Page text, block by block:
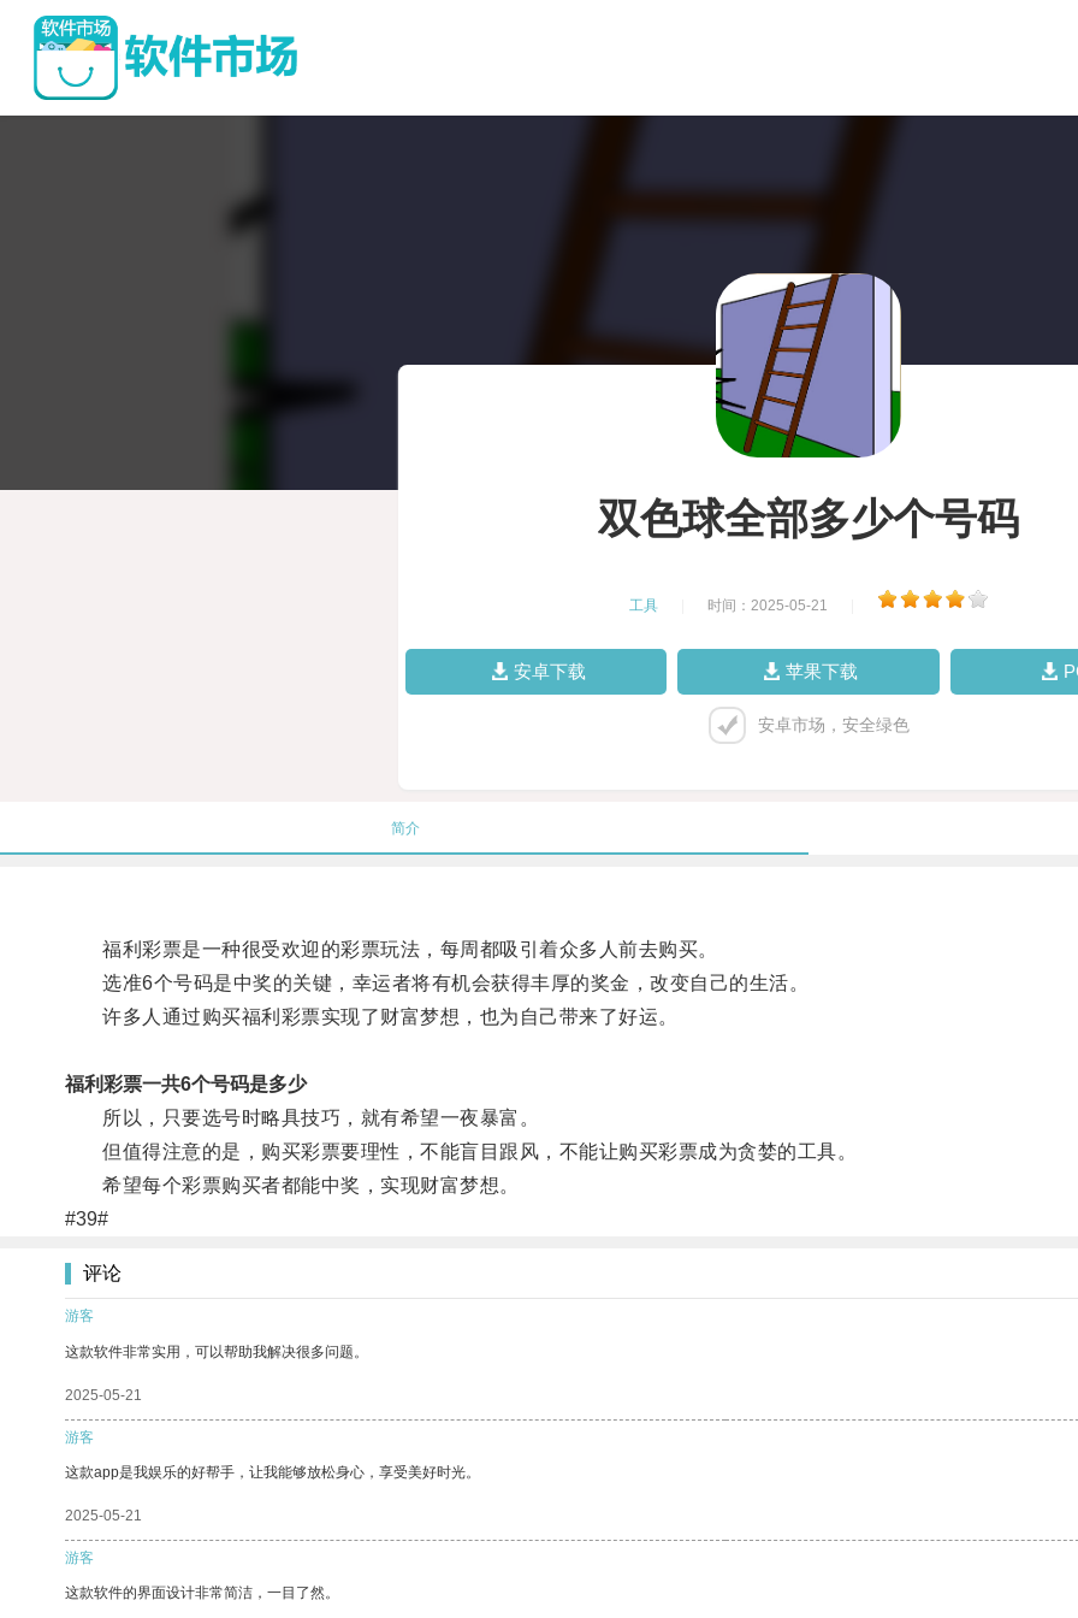
双色球全部多少个号码
工具 时间：2025-05-21
安卓下载 苹果下载
安卓市场，安全绿色
简介
福利彩票是一种很受欢迎的彩票玩法，每周都吸引着众多人前去购买。
选准6个号码是中奖的关键，幸运者将有机会获得丰厚的奖金，改变自己的生活。
许多人通过购买福利彩票实现了财富梦想，也为自己带来了好运。
福利彩票一共6个号码是多少
所以，只要选号时略具技巧，就有希望一夜暴富。
但值得注意的是，购买彩票要理性，不能盲目跟风，不能让购买彩票成为贪婪的工具。
希望每个彩票购买者都能中奖，实现财富梦想。
#39#
评论
游客
这款软件非常实用，可以帮助我解决很多问题。
2025-05-21
游客
这款app是我娱乐的好帮手，让我能够放松身心，享受美好时光。
2025-05-21
游客
这款软件的界面设计非常简洁，一目了然。